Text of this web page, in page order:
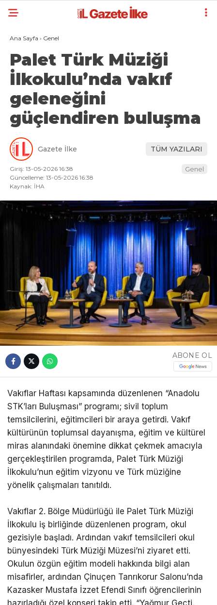
Ana Sayfa › Genel
Palet Türk Müziği
İlkokulu’nda vakıf
geleneğini
güçlendiren buluşma
Gazete İlke TÜM YAZILARI
Giriş: 13-05-2026 16:38
Güncelleme: 13-05-2026 16:38
Kaynak: İHA
Genel
ABONE OL
Vakıflar Haftası kapsamında düzenlenen “Anadolu
STK’ları Buluşması” programı; sivil toplum
temsilcilerini, eğitimcileri bir araya getirdi. Vakıf
kültürünün toplumsal dayanışma, eğitim ve kültürel
miras alanındaki önemine dikkat çekmek amacıyla
gerçekleştirilen programda, Palet Türk Müziği
İlkokulu’nun eğitim vizyonu ve Türk müziğine
yönelik çalışmaları tanıtıldı.
Vakıflar 2. Bölge Müdürlüğü ile Palet Türk Müziği
İlkokulu iş birliğinde düzenlenen program, okul
gezisiyle başladı. Ardından vakıf temsilcileri okul
bünyesindeki Türk Müziği Müzesi’ni ziyaret etti.
Okulun özgün eğitim modeli hakkında bilgi alan
misafirler, ardından Çinuçen Tanrıkorur Salonu’nda
Kazasker Mustafa İzzet Efendi Sınıfı öğrencilerinin
hazırladığı özel konseri takip etti. “Yağmur Geçti,